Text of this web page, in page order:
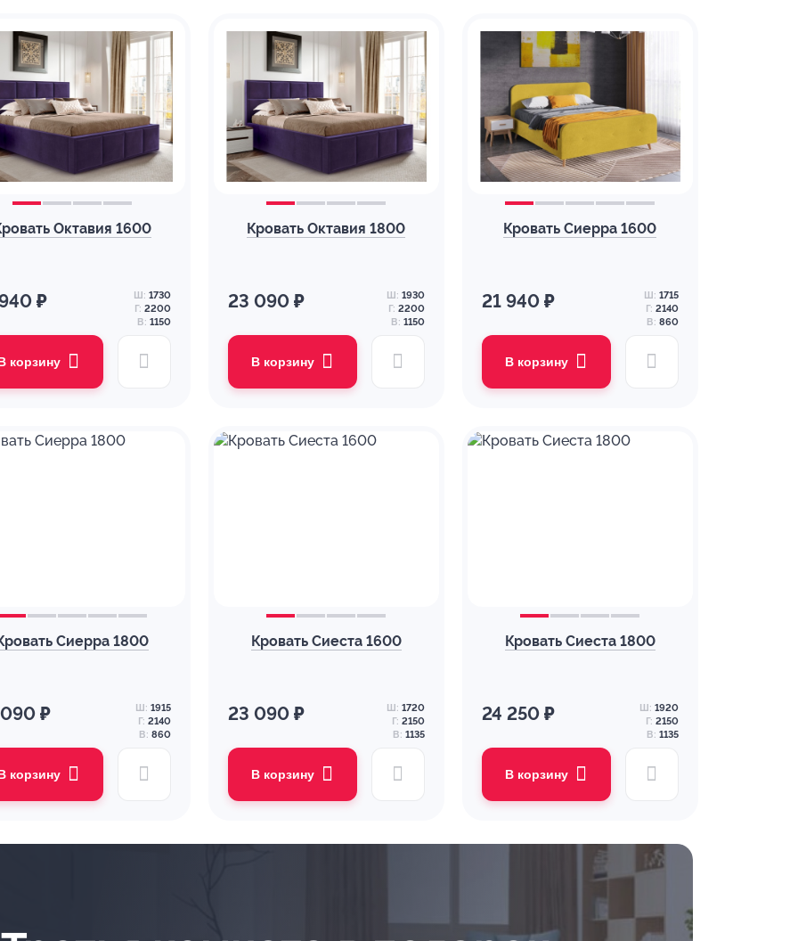
Октавия 1600
₽ Ш: 1730
Г: 2200
В: 1150
корзину
Кровать Октавия 1800
23 090 ₽ Ш: 1930
Г: 2200
В: 1150
В корзину
Кровать Сиерра 1600
21 940 ₽ Ш: 1715
Г: 2140
В: 860
В корзину
Сиерра 1800
₽ Ш: 1915
Г: 2140
В: 860
корзину
Кровать Сиеста 1600
23 090 ₽ Ш: 1720
Г: 2150
В: 1135
В корзину
Кровать Сиеста 1800
24 250 ₽ Ш: 1920
Г: 2150
В: 1135
В корзину